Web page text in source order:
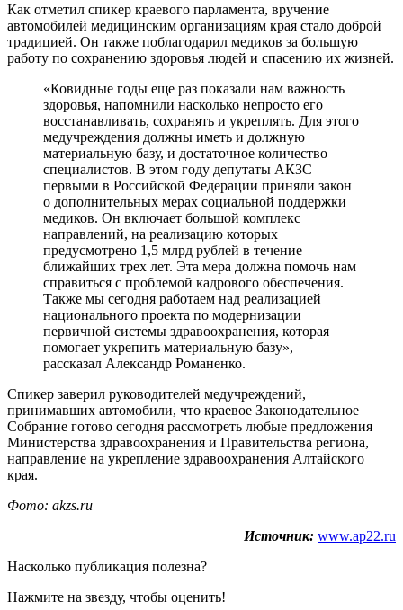
Как отметил спикер краевого парламента, вручение
автомобилей медицинским организациям края стало доброй
традицией. Он также поблагодарил медиков за большую
работу по сохранению здоровья людей и спасению их жизней.
«Ковидные годы еще раз показали нам важность
здоровья, напомнили насколько непросто его
восстанавливать, сохранять и укреплять. Для этого
медучреждения должны иметь и должную
материальную базу, и достаточное количество
специалистов. В этом году депутаты АКЗС
первыми в Российской Федерации приняли закон
о дополнительных мерах социальной поддержки
медиков. Он включает большой комплекс
направлений, на реализацию которых
предусмотрено 1,5 млрд рублей в течение
ближайших трех лет. Эта мера должна помочь нам
справиться с проблемой кадрового обеспечения.
Также мы сегодня работаем над реализацией
национального проекта по модернизации
первичной системы здравоохранения, которая
помогает укрепить материальную базу», —
рассказал Александр Романенко.
Спикер заверил руководителей медучреждений,
принимавших автомобили, что краевое Законодательное
Собрание готово сегодня рассмотреть любые предложения
Министерства здравоохранения и Правительства региона,
направление на укрепление здравоохранения Алтайского
края.
Фото: akzs.ru
Источник: www.ap22.ru
Насколько публикация полезна?
Нажмите на звезду, чтобы оценить!